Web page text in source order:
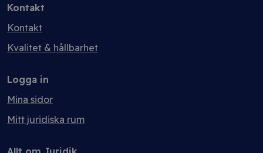
Kontakt
Kontakt
Kvalitet & hållbarhet
Logga in
Mina sidor
Mitt juridiska rum